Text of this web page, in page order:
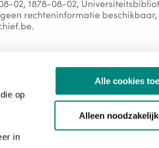
op
in
Alle cookies
Alleen
02, 1878-08-02,
rechteninformatie beschikbaar,
is een van de grootste
Gent is een
en de bibliotheken in de
lib.ugent.be/